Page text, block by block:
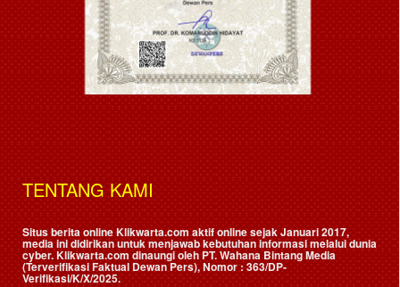
TENTANG KAMI
Situs berita online Klikwarta.com aktif online sejak Januari 2017,
media ini didirikan untuk menjawab kebutuhan informasi melalui dunia
cyber. Klikwarta.com dinaungi oleh PT. Wahana Bintang Media
(Terverifikasi Faktual Dewan Pers), Nomor : 363/DP-
Verifikasi/K/X/2025.